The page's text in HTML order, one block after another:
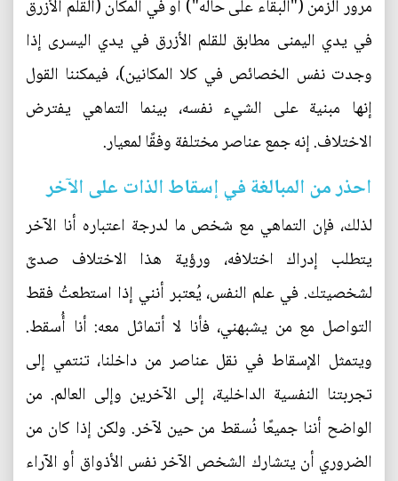
مرور الزمن ("البقاء على حاله") أو في المكان (القلم الأزرق
في يدي اليمنى مطابق للقلم الأزرق في يدي اليسرى إذا
وجدت نفس الخصائص في كلا المكانين)، فيمكننا القول
إنها مبنية على الشيء نفسه، بينما التماهي يفترض
الاختلاف. إنه جمع عناصر مختلفة وفقًا لمعيار.
احذر من المبالغة في إسقاط الذات على الآخر
لذلك، فإن التماهي مع شخص ما لدرجة اعتباره أنا الآخر
يتطلب إدراك اختلافه، ورؤية هذا الاختلاف صدىً
لشخصيتك. في علم النفس، يُعتبر أنني إذا استطعتُ فقط
التواصل مع من يشبهني، فأنا لا أتماثل معه: أنا أُسقط.
ويتمثل الإسقاط في نقل عناصر من داخلنا، تنتمي إلى
تجربتنا النفسية الداخلية، إلى الآخرين وإلى العالم. من
الواضح أننا جميعًا نُسقط من حين لآخر. ولكن إذا كان من
الضروري أن يتشارك الشخص الآخر نفس الأذواق أو الآراء